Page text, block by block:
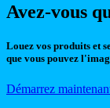
Avez-vous
Louez vos produits et
que vous pouvez
Démarrez